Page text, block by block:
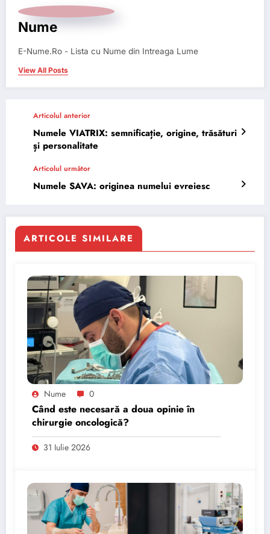
Nume
E-Nume.Ro - Lista cu Nume din Intreaga Lume
View All Posts
Articolul anterior
Numele VIATRIX: semnificație, origine, trăsături
și personalitate
Articolul următor
Numele SAVA: originea numelui evreiesc
ARTICOLE SIMILARE
Nume 0
Când este necesară a doua opinie în
chirurgie oncologică?
31 Iulie 2026